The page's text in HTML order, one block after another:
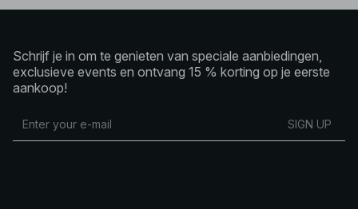
Schrijf je in om te genieten van speciale aanbiedingen,
exclusieve events en ontvang 15 % korting op je eerste
aankoop!
SIGN UP